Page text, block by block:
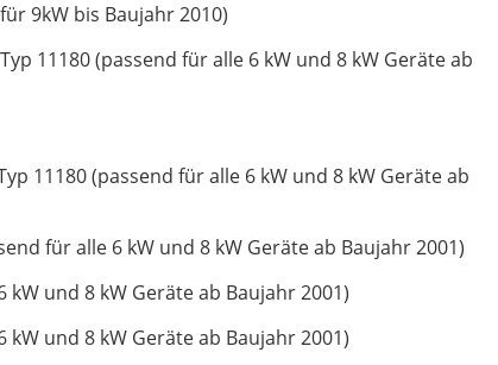
9kW bis Baujahr 2010)
11180 (passend für alle 6 kW und 8 kW Geräte ab
11180 (passend für alle 6 kW und 8 kW Geräte ab
für alle 6 kW und 8 kW Geräte ab Baujahr 2001)
und 8 kW Geräte ab Baujahr 2001)
und 8 kW Geräte ab Baujahr 2001)